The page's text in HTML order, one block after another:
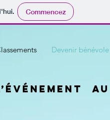
Commencez
Devenir bénévole
au